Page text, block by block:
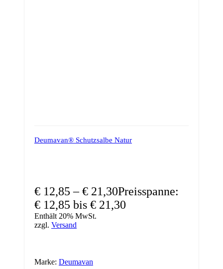
Deumavan® Schutzsalbe Natur
€ 12,85 –€ 21,30Preisspanne:
€ 12,85 bis € 21,30
Enthält 20% MwSt.
zzgl. Versand
Marke: Deumavan